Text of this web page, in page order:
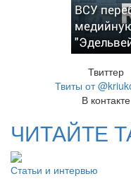
ВСУ
Твиттер
Твиты от
В контакте
ЧИТАЙТЕ
Статьи и интервью